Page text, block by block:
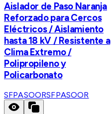
Aislador de Paso Naranja
Reforzado para Cercos
Eléctricos / Aislamiento
hasta 18 kV / Resistente a
Clima Extremo /
Polipropileno y
Policarbonato
SFPASOORSFPASOOR